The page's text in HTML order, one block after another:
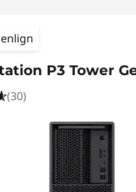
P3 Tower
(30)